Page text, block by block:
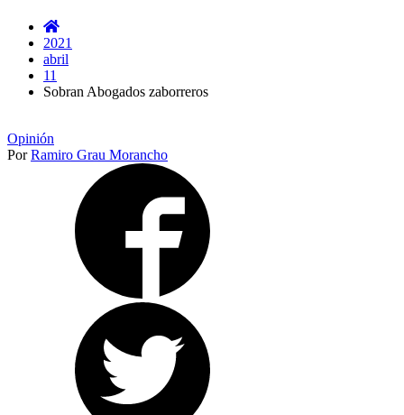
2021
abril
11
Sobran Abogados zaborreros
Opinión
PorRamiro Grau Morancho